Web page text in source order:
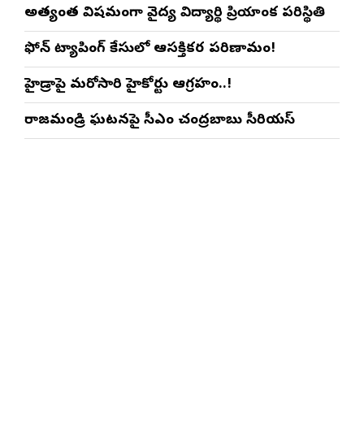
అత్యంత విషమంగా వైద్య విద్యార్థిని ప్రియాంక పరిస్థితి
ఫోన్ ట్యాపింగ్ కేసులో ఆసక్తికర పరిణామం!
హైడ్రాపై మరోసారి హైకోర్టు ఆగ్రహం..!
రాజమండ్రి ఘటనపై సీఎం చంద్రబాబు సీరియస్